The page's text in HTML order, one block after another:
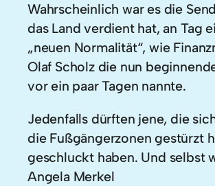
Wahrscheinlich war es die
das Land verdient hat, an Tag
„neuen Normalität“, wie
Olaf Scholz die nun
vor ein paar Tagen nannte.
Jedenfalls dürften jene, die
die Fußgängerzonen gestürzt
geschluckt haben. Und selbst
Angela Merkel